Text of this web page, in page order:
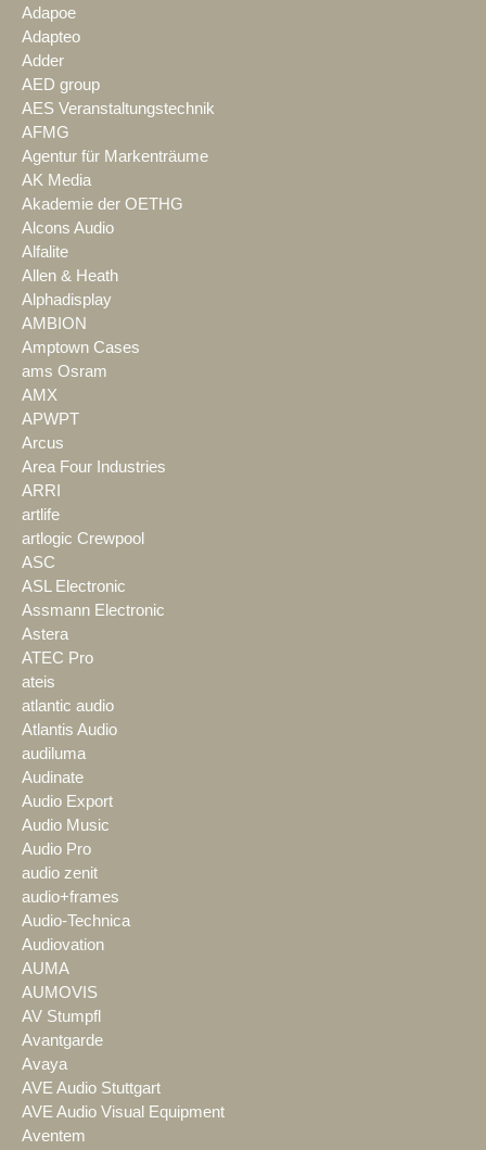
Adapoe
Adapteo
Adder
AED group
AES Veranstaltungstechnik
AFMG
Agentur für Markenträume
AK Media
Akademie der OETHG
Alcons Audio
Alfalite
Allen & Heath
Alphadisplay
AMBION
Amptown Cases
ams Osram
AMX
APWPT
Arcus
Area Four Industries
ARRI
artlife
artlogic Crewpool
ASC
ASL Electronic
Assmann Electronic
Astera
ATEC Pro
ateis
atlantic audio
Atlantis Audio
audiluma
Audinate
Audio Export
Audio Music
Audio Pro
audio zenit
audio+frames
Audio-Technica
Audiovation
AUMA
AUMOVIS
AV Stumpfl
Avantgarde
Avaya
AVE Audio Stuttgart
AVE Audio Visual Equipment
Aventem